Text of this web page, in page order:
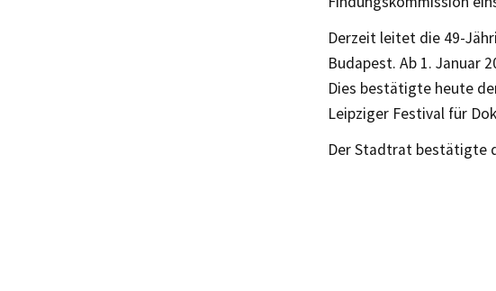
Derzeit leitet die 49-
Budapest. Ab 1. Januar
Dies bestätigte heute
Leipziger Festival für
Der Stadtrat bestätigte